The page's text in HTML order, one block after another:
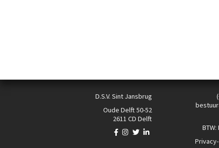
D.S.V. Sint Jansbrug
Oude Delft 50-52
2611 CD Delft